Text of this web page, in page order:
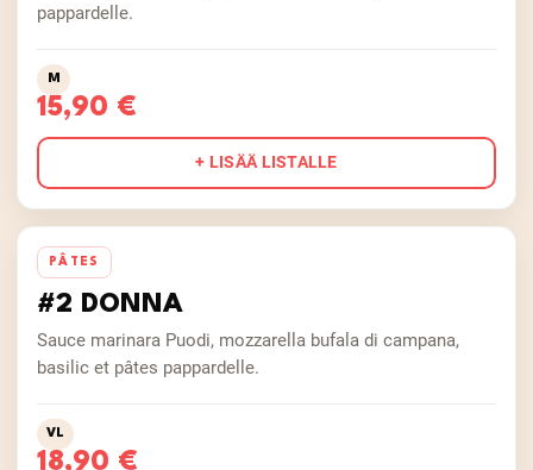
pappardelle.
M
15,90 €
+ LISÄÄ LISTALLE
PÂTES
#2 DONNA
Sauce marinara Puodi, mozzarella bufala di campana,
basilic et pâtes pappardelle.
VL
18,90 €